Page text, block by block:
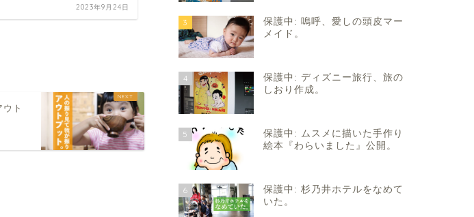
2023年9月24日
笑顔のしわ寄せ。
2020年3月18日
ピカピカのはと組。
ト
3
保護中: 嗚呼、愛しの頭皮マー
メイド。
4
保護中: ディズニー旅行、旅の
しおり作成。
5
保護中: ムスメに描いた手作り
絵本『わらいました』公開。
6
保護中: 杉乃井ホテルをなめて
いた。